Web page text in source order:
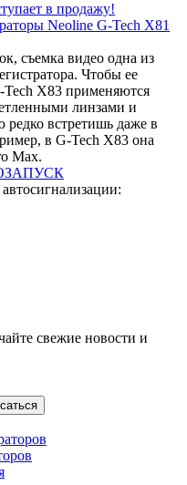
в продажу!
Neoline G-Tech X81
съемка видео одна из
Чтобы ее
X83 применяются
линзами и
редко встретишь даже в
в G-Tech X83 она
Max.
свежие новости и